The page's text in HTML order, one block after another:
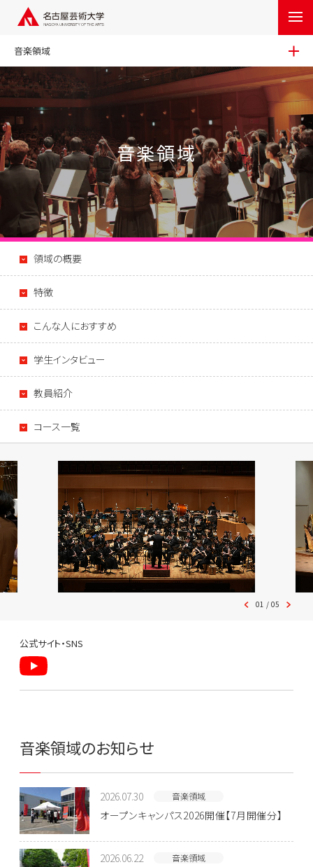
音楽領域
音楽領域
領域の概要
特徴
こんな人におすすめ
学生インタビュー
教員紹介
コース一覧
01 / 05
公式サイト・SNS
音楽領域のお知らせ
2026.07.30 音楽領域
オープンキャンパス2026開催【7月開催分】
2026.06.22 音楽領域